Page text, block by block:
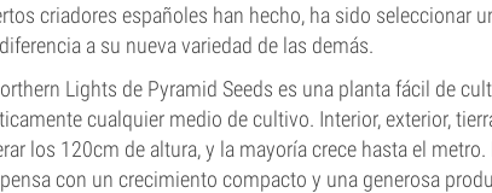
criadores españoles han hecho, ha sido seleccionar
a su nueva variedad de las demás.
Lights de Pyramid Seeds es una planta fácil de
cualquier medio de cultivo. Interior, exterior,
los 120cm de altura, y la mayoría crece hasta el
con un crecimiento compacto y una generosa